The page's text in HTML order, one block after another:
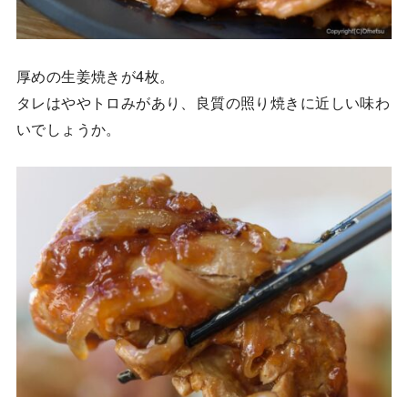
厚めの生姜焼きが4枚。
タレはややトロみがあり、良質の照り焼きに近しい味わ
いでしょうか。